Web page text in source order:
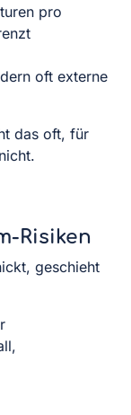
pro
oft externe
das oft, für
Risiken
geschieht